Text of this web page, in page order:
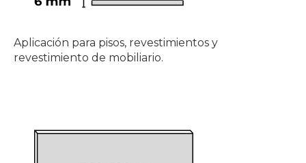
Aplicación para pisos, revestimientos y
revestimiento de mobiliario.